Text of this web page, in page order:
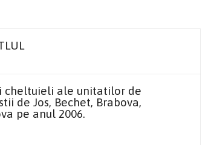
cheltuieli ale unitatilor de
de Jos, Bechet, Brabova,
pe anul 2006.